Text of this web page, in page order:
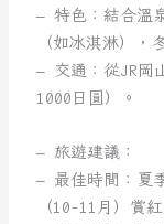
– 特色：結合溫
（如冰淇淋），
– 交通：從JR岡
1000日圓）。
– 旅遊建議：
– 最佳時間：夏
（10-11月）賞